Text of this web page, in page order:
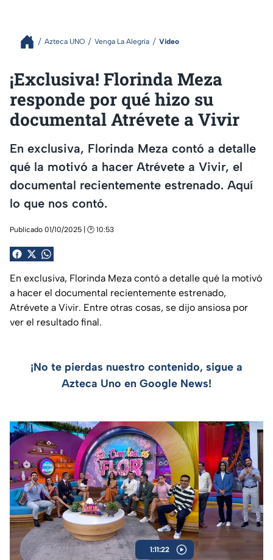
Azteca UNO Venga La Alegría Video
¡Exclusiva! Florinda Meza
responde por qué hizo su
documental Atrévete a Vivir
En exclusiva, Florinda Meza contó a detalle
qué la motivó a hacer Atrévete a Vivir, el
documental recientemente estrenado. Aquí
lo que nos contó.
Publicado 01/10/2025 | 🕑 10:53
En exclusiva, Florinda Meza contó a detalle qué la motivó
a hacer el documental recientemente estrenado,
Atrévete a Vivir. Entre otras cosas, se dijo ansiosa por
ver el resultado final.
¡No te pierdas nuestro contenido, sigue a
Azteca Uno en Google News!
1:11:22